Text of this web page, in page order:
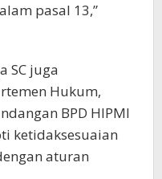
pasal 13,”
SC juga
Hukum,
BPD HIPMI
ketidaksesuaian
aturan